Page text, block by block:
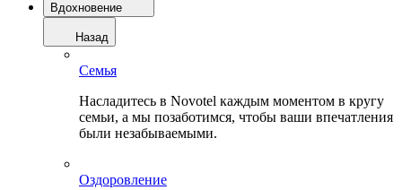
Вдохновение
Назад
Семья
Насладитесь в Novotel каждым моментом в кругу
семьи, а мы позаботимся, чтобы ваши впечатления
были незабываемыми.
Оздоровление